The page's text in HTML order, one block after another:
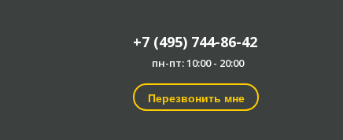
+7 (495) 744-86-42
пн-пт: 10:00 - 20:00
Перезвонить мне